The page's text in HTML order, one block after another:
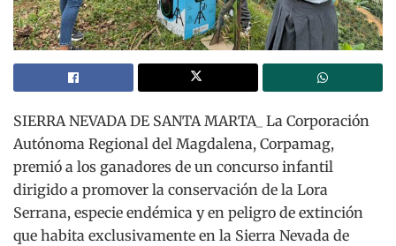
SIERRA NEVADA DE SANTA MARTA_ La Corporación
Autónoma Regional del Magdalena, Corpamag,
premió a los ganadores de un concurso infantil
dirigido a promover la conservación de la Lora
Serrana, especie endémica y en peligro de extinción
que habita exclusivamente en la Sierra Nevada de